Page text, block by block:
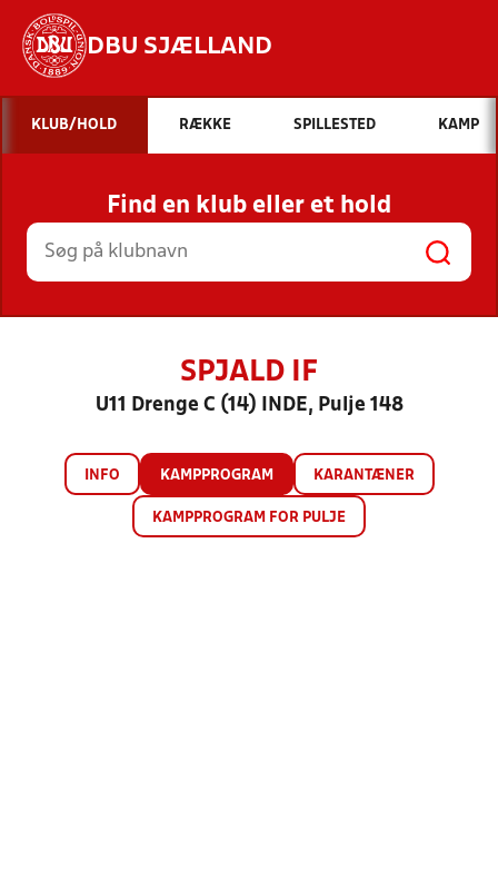
DBU SJÆLLAND
Hvad vil du søge efter?
INDHOLD OG NYHEDER
STILLINGER, RESULTATER, KLUBBER OG
HOLD
KLUB/HOLD RÆKKE SPILLESTED KAMP
Find en klub eller et hold
SPJALD IF
U11 Drenge C (14) INDE, Pulje 148
INFO KAMPPROGRAM KARANTÆNER
KAMPPROGRAM FOR PULJE